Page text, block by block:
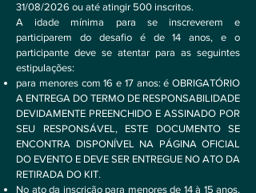
31/08/2026 ou até atingir 500 inscritos.
A idade mínima para se inscreverem e
participarem do desafio é de 14 anos, e o
participante deve se atentar para as seguintes
estipulações:
para menores com 16 e 17 anos: é OBRIGATÓRIO
A ENTREGA DO TERMO DE RESPONSABILIDADE
DEVIDAMENTE PREENCHIDO E ASSINADO POR
SEU RESPONSÁVEL, ESTE DOCUMENTO SE
ENCONTRA DISPONÍVEL NA PÁGINA OFICIAL
DO EVENTO E DEVE SER ENTREGUE NO ATO DA
RETIRADA DO KIT.
No ato da inscrição para menores de 14 à 15 anos,